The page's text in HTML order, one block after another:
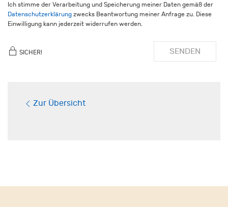
Ich stimme der Verarbeitung und Speicherung meiner Daten gemäß der
Datenschutzerklärung zwecks Beantwortung meiner Anfrage zu. Diese
Einwilligung kann jederzeit widerrufen werden.
SICHER! SENDEN
Zur Übersicht